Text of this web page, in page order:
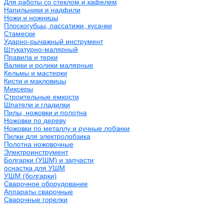
Для работы со стеклом и кафелем
Напильники и надфили
Ножи и ножницы
Плоскогубцы, пассатижи, кусачки
Стамески
Ударно-рычажный инструмент
Штукатурно-малярный
Правила и терки
Валики и ролики малярные
Кельмы и мастерки
Кисти и макловицы
Миксеры
Строительные емкости
Шпатели и гладилки
Пилы, ножовки и полотна
Ножовки по дереву
Ножовки по металлу и ручные лобзики
Пилки для электролобзика
Полотна ножовочные
Электроинструмент
Болгарки (УШМ) и запчасти
оснастка для УШМ
УШМ (болгарки)
Сварочное оборудование
Аппараты сварочные
Сварочные горелки